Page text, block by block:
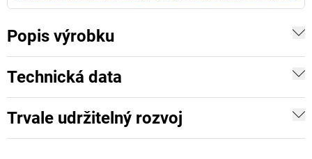
Popis výrobku
Technická data
Trvale udržitelný rozvoj